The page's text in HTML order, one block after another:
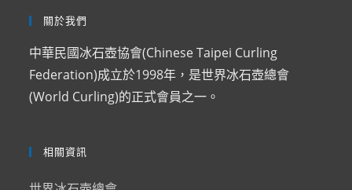
關於我們
中華民國冰石壺協會(Chinese Taipei Curling
Federation)成立於1998年，是世界冰石壺總會
(World Curling)的正式會員之一。
相關資訊